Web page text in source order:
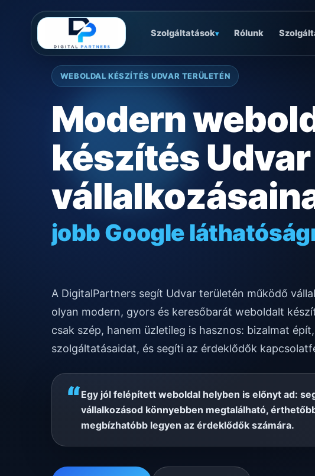
Szolgáltatások▾ Rólunk
WEBOLDAL KÉSZÍTÉS UDVAR TERÜLETÉN
Modern
készítés Udvar
jobb Google
gyors mobilos
A DigitalPartners segít Udvar területén működő
olyan modern, gyors és keresőbarát weboldalt
csak szép, hanem üzletileg is hasznos: bizalmat
szolgáltatásaidat, és segíti az érdeklődők
“Egy jól felépített weboldal helyben is előnyt ad:
vállalkozásod könnyebben megtalálható,
megbízhatóbb legyen az érdeklődők számára.